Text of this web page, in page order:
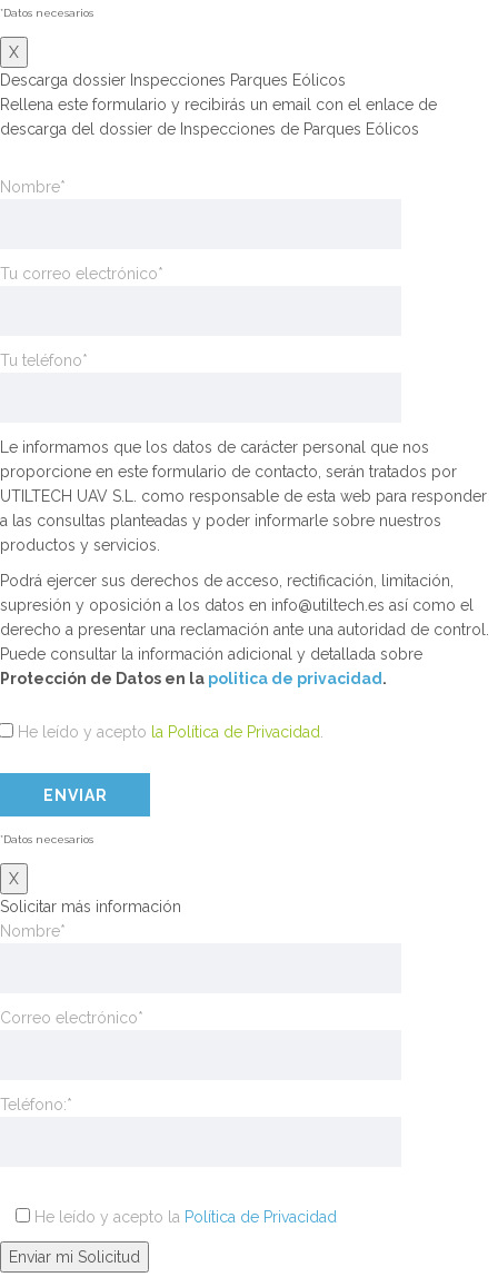
*Datos necesarios
X
Descarga dossier Inspecciones Parques Eólicos
Rellena este formulario y recibirás un email con el enlace de
descarga del dossier de Inspecciones de Parques Eólicos
Nombre*
Tu correo electrónico*
Tu teléfono*
Le informamos que los datos de carácter personal que nos
proporcione en este formulario de contacto, serán tratados por
UTILTECH UAV S.L. como responsable de esta web para responder
a las consultas planteadas y poder informarle sobre nuestros
productos y servicios.
Podrá ejercer sus derechos de acceso, rectificación, limitación,
supresión y oposición a los datos en info@utiltech.es así como el
derecho a presentar una reclamación ante una autoridad de control.
Puede consultar la información adicional y detallada sobre
Protección de Datos en la politica de privacidad .
He leído y acepto la Política de Privacidad
*Datos necesarios
X
Solicitar más información
Nombre*
Correo electrónico*
Teléfono:*
He leído y acepto la Política de Privacidad